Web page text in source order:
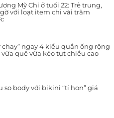
Mỹ Chi ở tuổi 22: Trẻ trung,
với loạt item chỉ vài trăm
chay” ngay 4 kiểu quần ống rộng
vừa quê vừa kéo tụt chiều cao
so body với bikini “tí hon” giá